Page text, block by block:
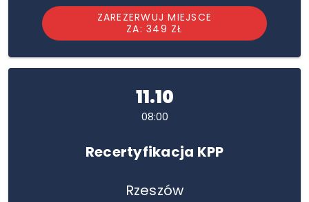
ZAREZERWUJ MIEJSCE
ZA: 349 ZŁ
11.10
08:00
Recertyfikacja KPP
Rzeszów